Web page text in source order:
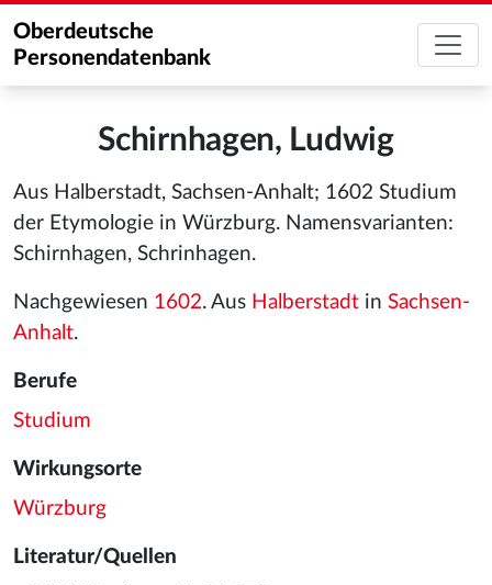
Oberdeutsche
Personendatenbank
Schirnhagen, Ludwig
Aus Halberstadt, Sachsen-Anhalt; 1602 Studium
der Etymologie in Würzburg. Namensvarianten:
Schirnhagen, Schrinhagen.
Nachgewiesen 1602. Aus Halberstadt in Sachsen-
Anhalt.
Berufe
Studium
Wirkungsorte
Würzburg
Literatur/Quellen